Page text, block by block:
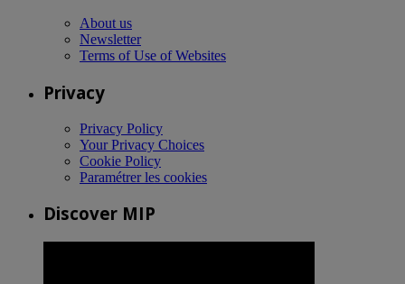
About us
Newsletter
Terms of Use of Websites
Privacy
Privacy Policy
Your Privacy Choices
Cookie Policy
Paramétrer les cookies
Discover MIP